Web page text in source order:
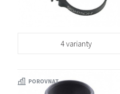
4 varianty
POROVNAT